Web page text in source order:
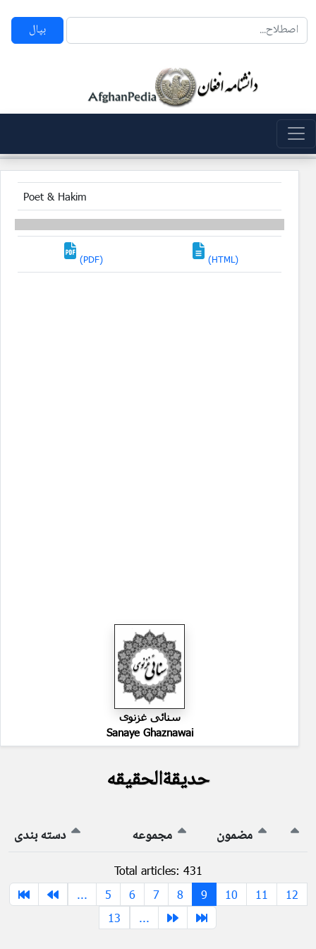
بپال
Poet & Hakim
(PDF) (HTML)
سنائی غزنوی
Sanaye Ghaznawai
حدیقةالحقیقه
مضمون مجموعه دسته بندی
Total articles: 431
...
5 6 7 8 9 10 11
12
13
...